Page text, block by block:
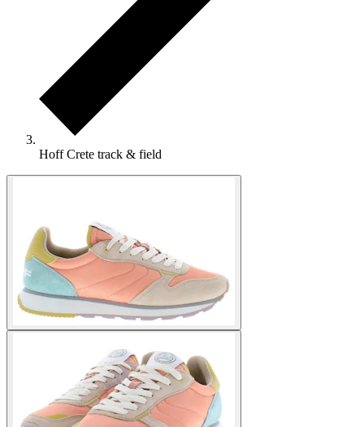
Hoff Crete track & field